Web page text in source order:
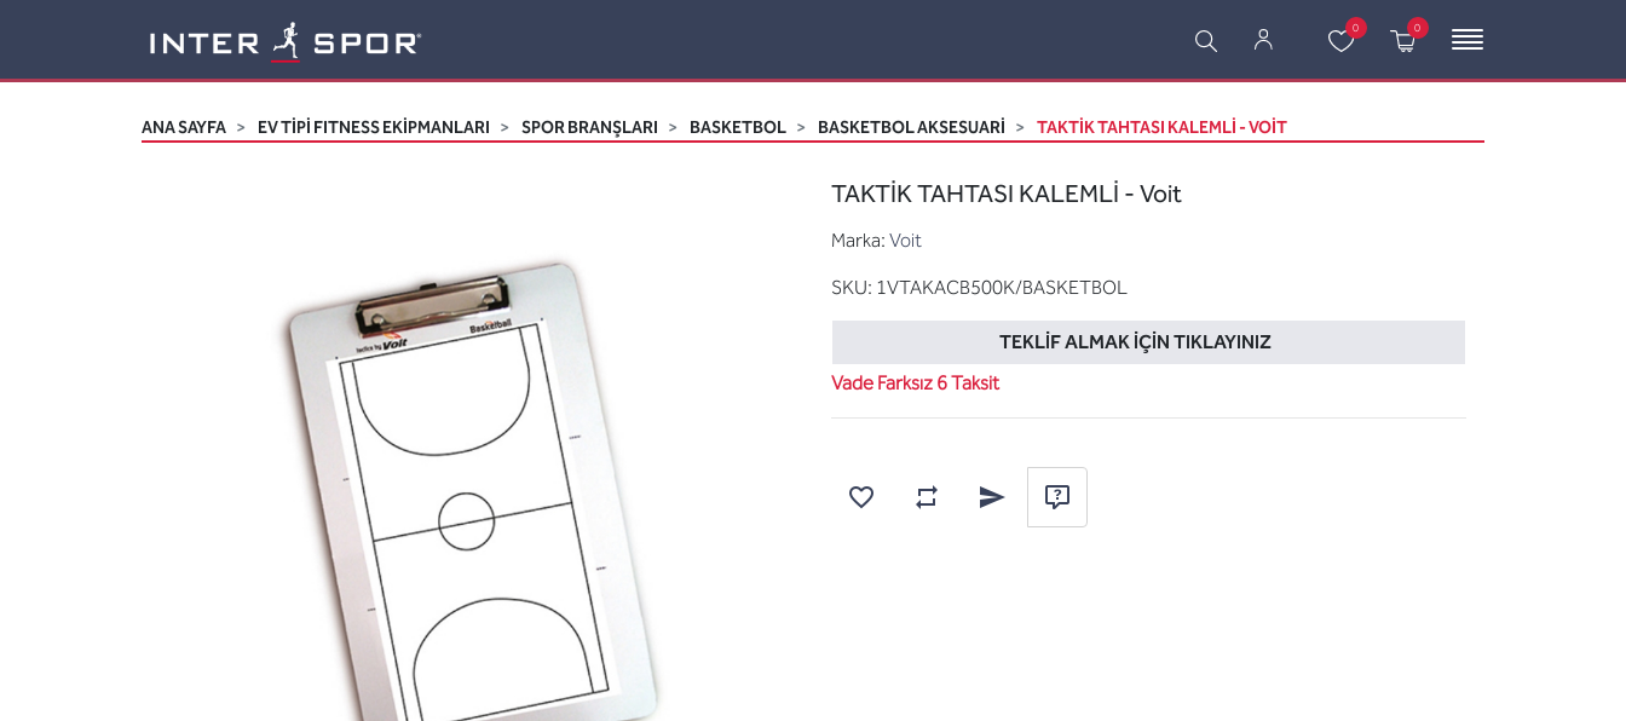
0 0
ANA SAYFA EV TİPİ FITNESS EKİPMANLARI SPOR BRANŞLARI BASKETBOL BASKETBOL AKSESUARI TAKTİK TAHTASI KALEMLİ - VOIT
TAKTİK TAHTASI KALEMLİ - Voit
Marka: Voit
SKU: 1VTAKACB500K/BASKETBOL
TEKLIF ALMAK İÇIN TIKLAYINIZ
Vade Farksız 6 Taksit
Favorilere ekle
Karşılaştırma listesine ekle
Arkadaşına e-posta ile gönder
Soru sor